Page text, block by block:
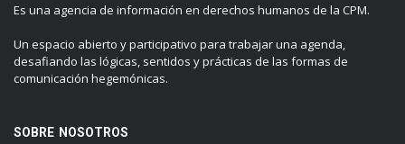
Es una agencia de información en derechos humanos de la CPM.
Un espacio abierto y participativo para trabajar una agenda,
desafiando las lógicas, sentidos y prácticas de las formas de
comunicación hegemónicas.
SOBRE NOSOTROS